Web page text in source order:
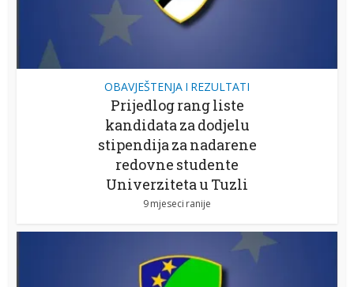
OBAVJEŠTENJA I REZULTATI
Prijedlog rang liste
kandidata za dodjelu
stipendija za nadarene
redovne studente
Univerziteta u Tuzli
9 mjeseci ranije